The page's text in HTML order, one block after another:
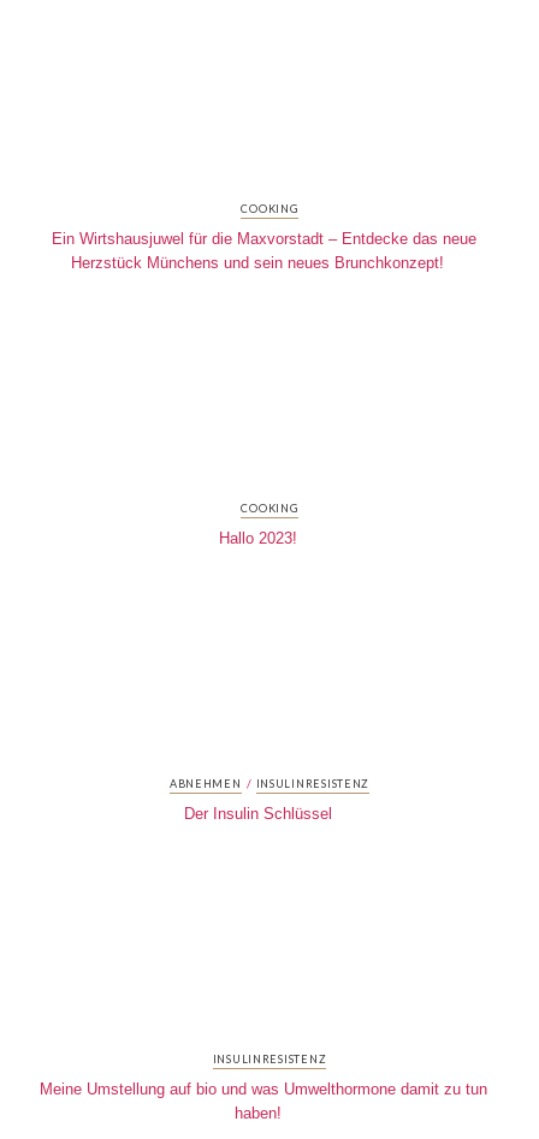
COOKING
Ein Wirtshausjuwel für die Maxvorstadt – Entdecke das neue
Herzstück Münchens und sein neues Brunchkonzept!
COOKING
Hallo 2023!
ABNEHMEN / INSULINRESISTENZ
Der Insulin Schlüssel
INSULINRESISTENZ
Meine Umstellung auf bio und was Umwelthormone damit zu tun
haben!